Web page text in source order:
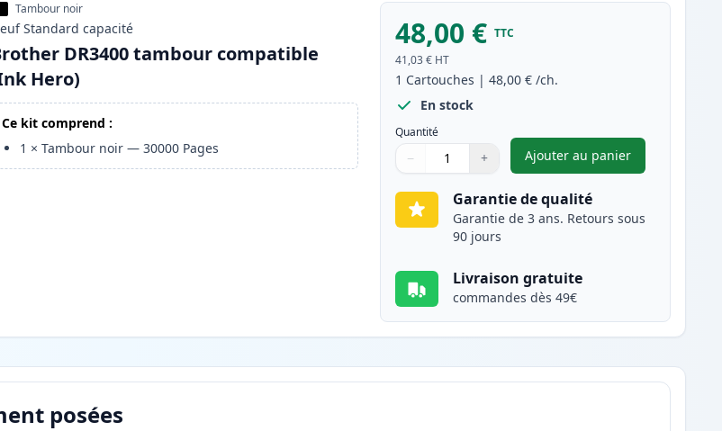
Tambour noir
Standard capacité
DR3400 tambour compatible
Hero)
Ce kit comprend :
1 ×Tambour noir —30000 Pages
48,00 € TTC
41,03 € HT
1 Cartouches |48,00 € /ch.
En stock
Quantité
Quantité
Utilisez les boutons pour ajuster
− +
Quantité
Ajouter au panier
,Brother DR3400
Garantie de qualité
Garantie de 3 ans. Retours sous
90 jours
Livraison gratuite
commandes dès 49€
posées